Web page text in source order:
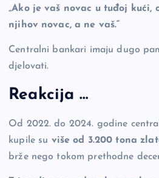
„Ako je vaš novac u tuđoj kući,
njihov novac, a ne vaš.“
Centralni bankari imaju dugo
djelovati.
Reakcija …
Od 2022. do 2024. godine
kupile su više od 3.200 tona
brže nego tokom prethodne